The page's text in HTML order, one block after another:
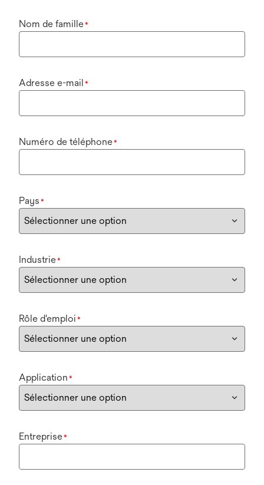
Nom de famille*
Adresse e-mail *
Numéro de téléphone*
Pays *
Industrie*
Rôle d'emploi *
Application *
Entreprise*